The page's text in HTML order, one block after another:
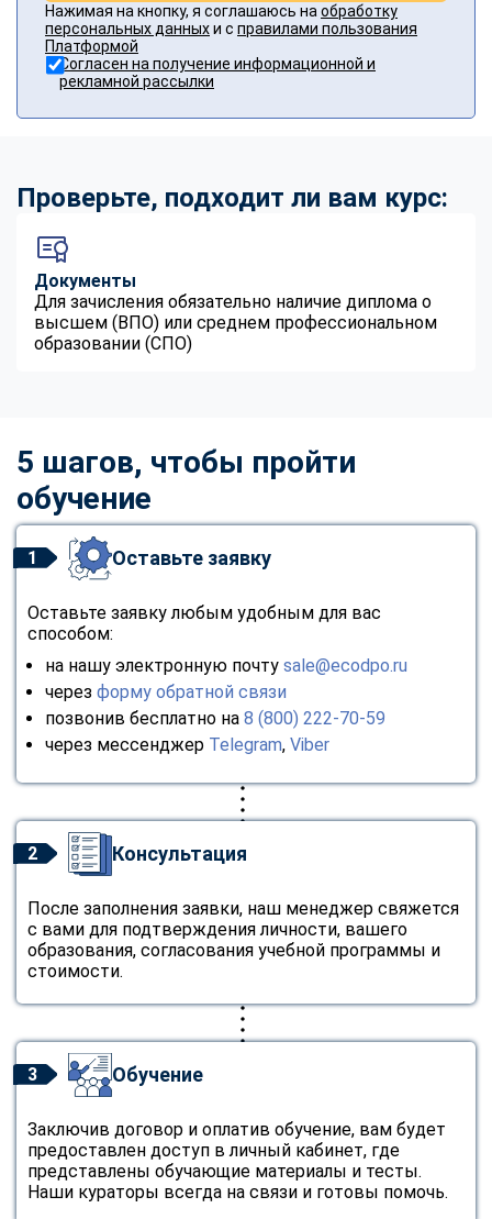
Нажимая на кнопку, я соглашаюсь на обработку
персональных данныхи с правилами пользования
Платформой
Согласен на получение информационной и
рекламной рассылки
Проверьте, подходит ли вам курс:
Документы
Для зачисления обязательно наличие диплома о
высшем (ВПО) или среднем профессиональном
образовании (СПО)
5 шагов, чтобы пройти
обучение
1 Оставьте заявку
Оставьте заявку любым удобным для вас
способом:
на нашу электронную почту sale@ecodpo.ru
через форму обратной связи
позвонив бесплатно на 8 (800) 222-70-59
через мессенджер Telegram, Viber
2 Консультация
После заполнения заявки, наш менеджер свяжется
с вами для подтверждения личности, вашего
образования, согласования учебной программы и
стоимости.
3 Обучение
Заключив договор и оплатив обучение, вам будет
предоставлен доступ в личный кабинет, где
представлены обучающие материалы и тесты.
Наши кураторы всегда на связи и готовы помочь.